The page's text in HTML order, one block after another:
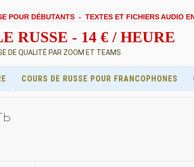
POUR DÉBUTANTS - TEXTES ET FICHIERS AUDIO
RUSSE - 14 € / HEURE
DE QUALITÉ PAR ZOOM ET TEAMS
COURS DE RUSSE POUR FRANCOPHONES